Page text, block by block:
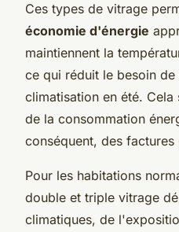
Ces types de vitrage
économie d'énergie
maintiennent la
ce qui réduit le besoin
climatisation en été.
de la consommation
conséquent, des factures
Pour les habitations
double et triple vitrage
climatiques, de